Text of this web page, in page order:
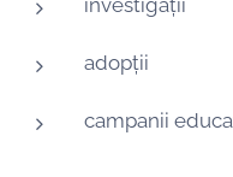
adopții
campanii